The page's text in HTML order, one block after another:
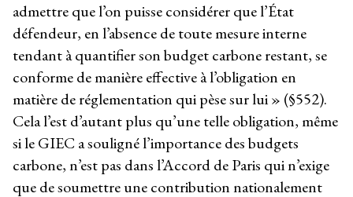
admettre que l’on puisse considérer que l’État
défendeur, en l’absence de toute mesure interne
tendant à quantifier son budget carbone restant, se
conforme de manière effective à l’obligation en
matière de réglementation qui pèse sur lui » (§552).
Cela l’est d’autant plus qu’une telle obligation, même
si le GIEC a souligné l’importance des budgets
carbone, n’est pas dans l’Accord de Paris qui n’exige
que de soumettre une contribution nationalement